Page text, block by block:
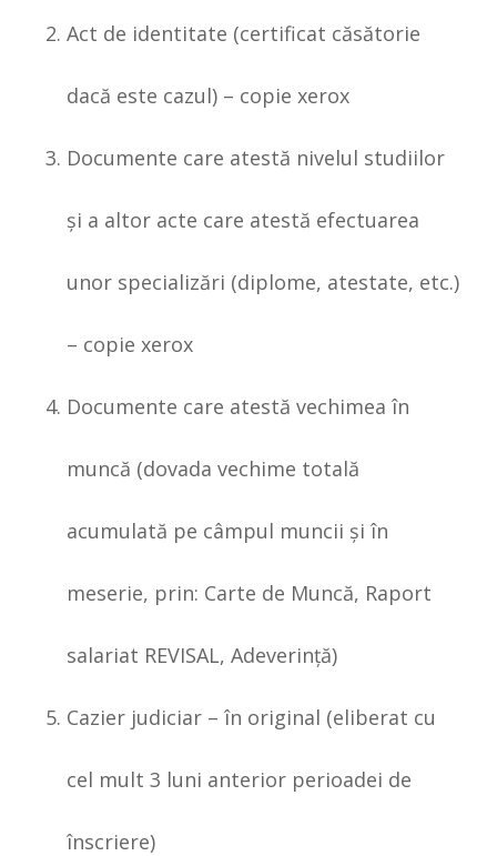
Act de identitate (certificat căsătorie
dacă este cazul) – copie xerox
Documente care atestă nivelul studiilor
şi a altor acte care atestă efectuarea
unor specializări (diplome, atestate, etc.)
– copie xerox
Documente care atestă vechimea în
muncă (dovada vechime totală
acumulată pe câmpul muncii și în
meserie, prin: Carte de Muncă, Raport
salariat REVISAL, Adeverinţă)
Cazier judiciar – în original (eliberat cu
cel mult 3 luni anterior perioadei de
înscriere)